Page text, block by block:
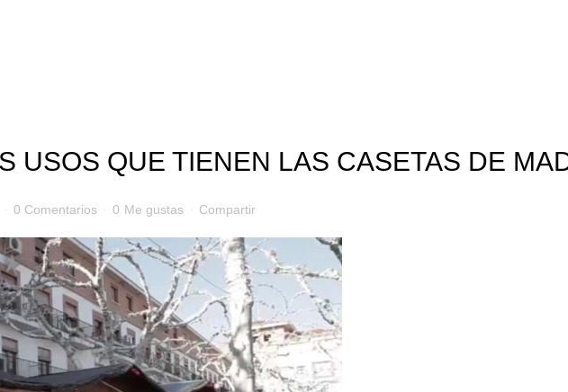
USOS QUE TIENEN LAS CASETAS DE
0 Comentarios 0 Me gustas Compartir